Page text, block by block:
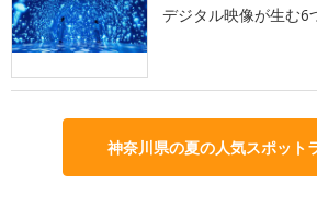
デジタル映像が生む6
神奈川県の夏の人気スポット